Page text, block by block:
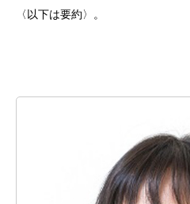
〈以下は要約〉。